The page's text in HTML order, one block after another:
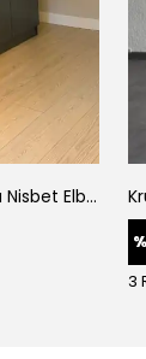
Kruvaze Kapama Halter Yaka Nisbet Elbise
%
3